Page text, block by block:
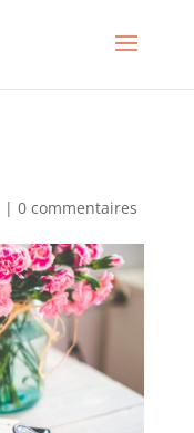
| 0 commentaires